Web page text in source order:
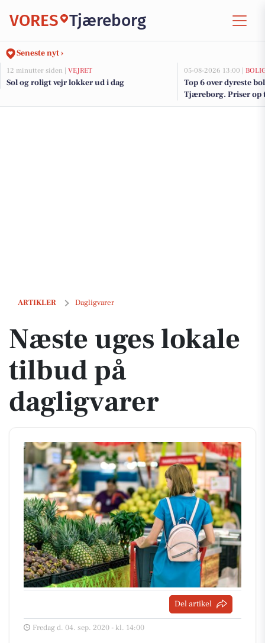
VORES Tjæreborg
Seneste nyt ›
12 minutter siden | VEJRET
Sol og roligt vejr lokker ud i dag
05-08-2026 13:00 |
Top 6 over dyreste
Tjæreborg. Priser op
ARTIKLER Dagligvarer
Næste uges lokale tilbud på dagligvarer
Næste uges lokale
tilbud på
dagligvarer
Del artikel
Fredag d. 04. sep. 2020 - kl. 14:00